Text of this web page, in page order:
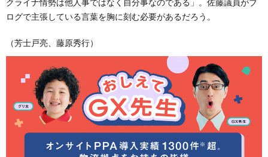
ログで主張している言葉を胸に刻む必要があるだろう。
（芳士戸亮、藤原秀行）